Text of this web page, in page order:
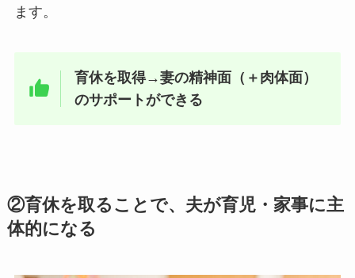
ます。
育休を取得→妻の精神面（＋肉体面）
のサポートができる
②育休を取ることで、夫が育児・家事に主
体的になる